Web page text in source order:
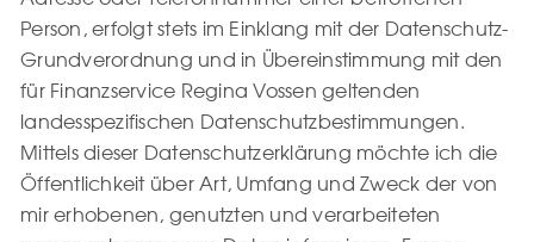
Person, erfolgt stets im Einklang mit der Datenschutz-
Grundverordnung und in Übereinstimmung mit den
für Finanzservice Regina Vossen geltenden
landesspezifischen Datenschutzbestimmungen.
Mittels dieser Datenschutzerklärung möchte ich die
Öffentlichkeit über Art, Umfang und Zweck der von
mir erhobenen, genutzten und verarbeiteten